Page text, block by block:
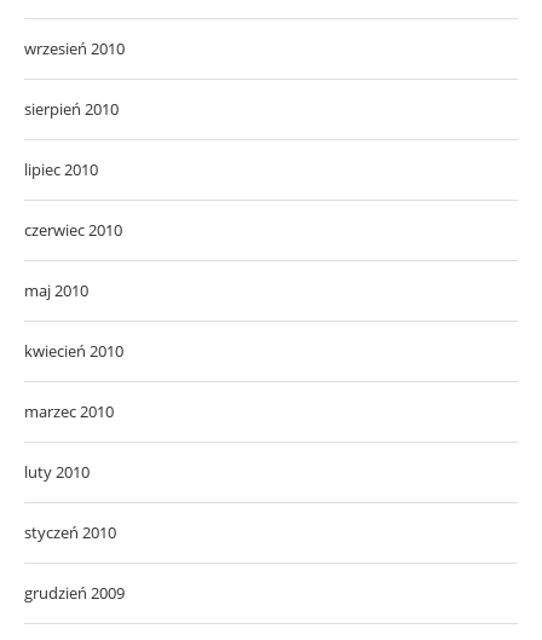
wrzesień 2010
sierpień 2010
lipiec 2010
czerwiec 2010
maj 2010
kwiecień 2010
marzec 2010
luty 2010
styczeń 2010
grudzień 2009